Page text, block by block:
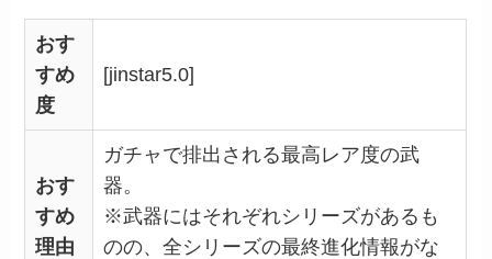
おす
すめ
度
[jinstar5.0]
おす
すめ
理由
ガチャで排出される最高レア度の武
器。
※武器にはそれぞれシリーズがあるも
のの、全シリーズの最終進化情報がな